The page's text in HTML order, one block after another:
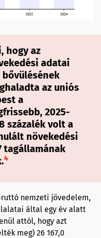
hogy az
adatai
az uniós
a
2025-
százalék volt a
növekedési
tagállamának
4
nemzeti jövedelem,
által egy év alatt
attól, hogy azt
meg) 26 167,0